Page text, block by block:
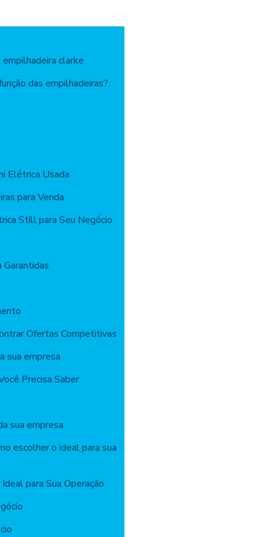
clarke
das empilhadeiras?
Elétrica Usada
para Venda
Still para Seu Negócio
Garantidas
Ofertas Competitivas
sua empresa
Precisa Saber
sua empresa
escolher o ideal para sua
para Sua Operação